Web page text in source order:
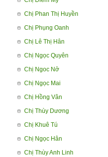
Chị Phan Thị Huyền
Chị Phụng Oanh
Chị Lê Thị Hân
Chị Ngọc Quyên
Chị Ngoc Nở
Chị Ngọc Mai
Chị Hồng Vân
Chị Thùy Dương
Chị Khuê Tú
Chị Ngọc Hân
Chị Thùy Anh Linh